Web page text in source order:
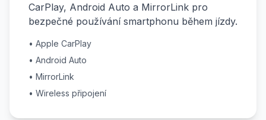
CarPlay, Android Auto a MirrorLink pro
bezpečné používání smartphonu během jízdy.
• Apple CarPlay
• Android Auto
• MirrorLink
• Wireless připojení